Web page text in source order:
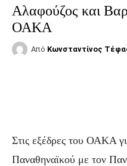
Αλαφούζος και
ΟΑΚΑ
Από Κωνσταντίνος
Στις εξέδρες του ΟΑΚΑ
Παναθηναϊκού με τον